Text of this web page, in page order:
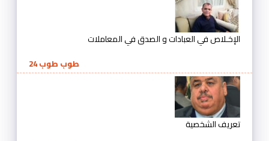
الإخـلاص في العبادات و الصدق في المعاملات
طوب طوب 24
تعريف الشخصية